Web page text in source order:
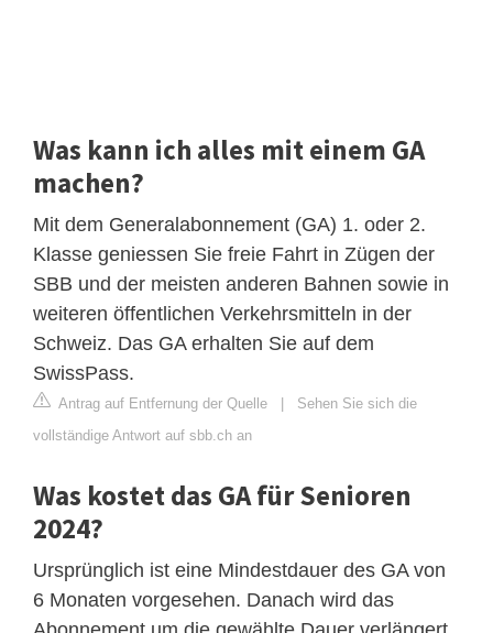
Was kann ich alles mit einem GA
machen?
Mit dem Generalabonnement (GA) 1. oder 2.
Klasse geniessen Sie freie Fahrt in Zügen der
SBB und der meisten anderen Bahnen sowie in
weiteren öffentlichen Verkehrsmitteln in der
Schweiz. Das GA erhalten Sie auf dem
SwissPass.
Antrag auf Entfernung der Quelle | Sehen Sie sich die
vollständige Antwort auf sbb.ch an
Was kostet das GA für Senioren
2024?
Ursprünglich ist eine Mindestdauer des GA von
6 Monaten vorgesehen. Danach wird das